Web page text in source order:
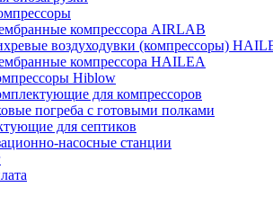
компрессора AIRLAB
воздуходувки (компрессоры)
компрессора HAILEA
Hiblow
для компрессоров
погреба с готовыми полками
для септиков
насосные станции